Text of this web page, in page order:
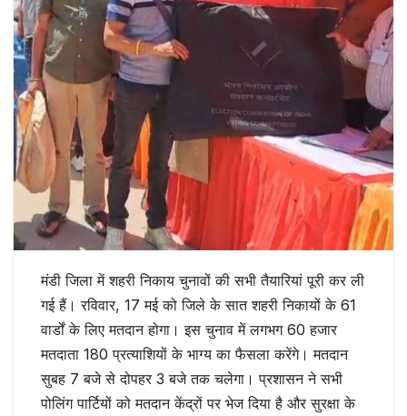
मंडी जिला में शहरी निकाय चुनावों की सभी तैयारियां पूरी कर ली
गई हैं। रविवार, 17 मई को जिले के सात शहरी निकायों के 61
वार्डों के लिए मतदान होगा। इस चुनाव में लगभग 60 हजार
मतदाता 180 प्रत्याशियों के भाग्य का फैसला करेंगे। मतदान
सुबह 7 बजे से दोपहर 3 बजे तक चलेगा। प्रशासन ने सभी
पोलिंग पार्टियों को मतदान केंद्रों पर भेज दिया है और सुरक्षा के